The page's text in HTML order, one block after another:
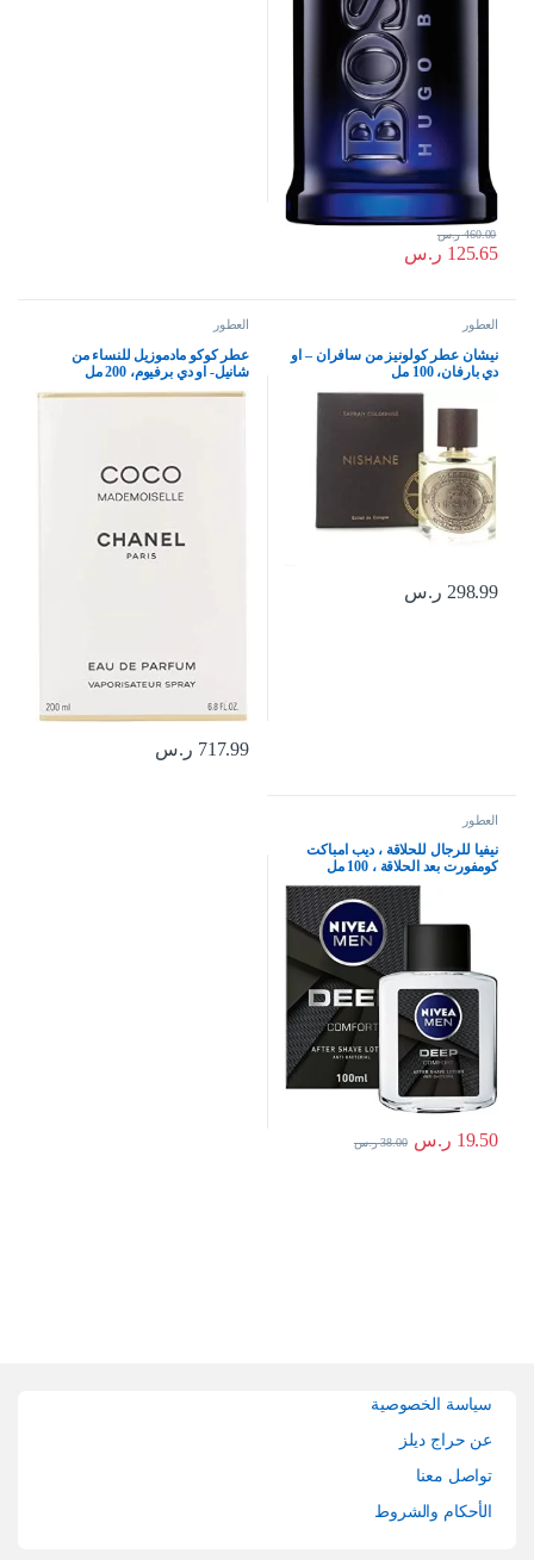
125.65 ر.س
460.00 ر.س
العطور
نيشان عطر كولونيز من سافران – او
دي بارفان، 100 مل
298.99 ر.س
العطور
عطر كوكو مادموزيل للنساء من
شانيل- او دي برفيوم، 200 مل
717.99 ر.س
العطور
نيفيا للرجال للحلاقة ، ديب امباكت
كومفورت بعد الحلاقة ، 100 مل
19.50 ر.س 38.00 ر.س
سياسة الخصوصية
عن حراج ديلز
تواصل معنا
الأحكام والشروط